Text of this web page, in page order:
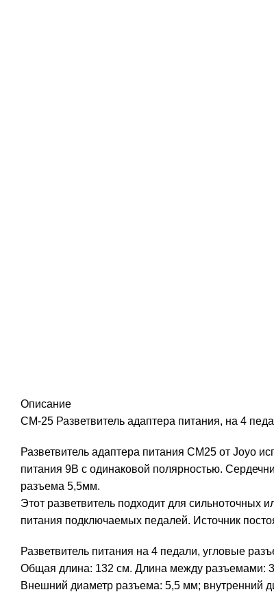
Описание
CM-25 Разветвитель адаптера питания, на 4
Разветвитель адаптера питания CM25 от Joyo
питания 9В с одинаковой полярностью.
разъема 5,5мм.
Этот разветвитель подходит для сильноточных
питания подключаемых педалей. Источник
Разветвитель питания на 4 педали, угловые
Общая длина: 132 см. Длина между разъемами:
Внешний диаметр разъема: 5,5 мм; внутренний